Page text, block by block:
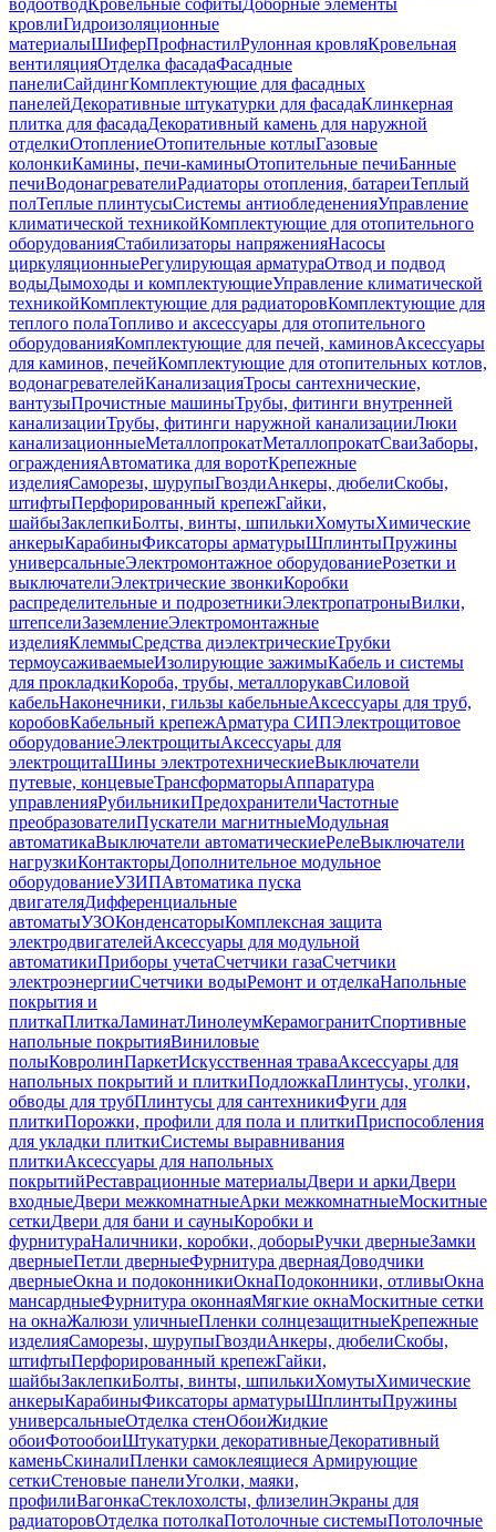
водоотводКровельные софитыДоборные элементы
кровлиГидроизоляционные
материалыШиферПрофнастилРулонная кровляКровельная
вентиляцияОтделка фасадаФасадные
панелиСайдингКомплектующие для фасадных
панелейДекоративные штукатурки для фасадаКлинкерная
плитка для фасадаДекоративный камень для наружной
отделкиОтоплениеОтопительные котлыГазовые
колонкиКамины, печи-каминыОтопительные печиБанные
печиВодонагревателиРадиаторы отопления, батареиТеплый
полТеплые плинтусыСистемы антиобледененияУправление
климатической техникойКомплектующие для отопительного
оборудованияСтабилизаторы напряженияНасосы
циркуляционныеРегулирующая арматураОтвод и подвод
водыДымоходы и комплектующиеУправление климатической
техникойКомплектующие для радиаторовКомплектующие для
теплого полаТопливо и аксессуары для отопительного
оборудованияКомплектующие для печей, каминовАксессуары
для каминов, печейКомплектующие для отопительных котлов,
водонагревателейКанализацияТросы сантехнические,
вантузыПрочистные машиныТрубы, фитинги внутренней
канализацииТрубы, фитинги наружной канализацииЛюки
канализационныеМеталлопрокатМеталлопрокатСваиЗаборы,
огражденияАвтоматика для воротКрепежные
изделияСаморезы, шурупыГвоздиАнкеры, дюбелиСкобы,
штифтыПерфорированный крепежГайки,
шайбыЗаклепкиБолты, винты, шпилькиХомутыХимические
анкерыКарабиныФиксаторы арматурыШплинтыПружины
универсальныеЭлектромонтажное оборудованиеРозетки и
выключателиЭлектрические звонкиКоробки
распределительные и подрозетникиЭлектропатроныВилки,
штепселиЗаземлениеЭлектромонтажные
изделияКлеммыСредства диэлектрическиеТрубки
термоусаживаемыеИзолирующие зажимыКабель и системы
для прокладкиКороба, трубы, металлорукавСиловой
кабельНаконечники, гильзы кабельныеАксессуары для труб,
коробовКабельный крепежАрматура СИПЭлектрощитовое
оборудованиеЭлектрощитыАксессуары для
электрощитаШины электротехническиеВыключатели
путевые, концевыеТрансформаторыАппаратура
управленияРубильникиПредохранителиЧастотные
преобразователиПускатели магнитныеМодульная
автоматикаВыключатели автоматическиеРелеВыключатели
нагрузкиКонтакторыДополнительное модульное
оборудованиеУЗИПАвтоматика пуска
двигателяДифференциальные
автоматыУЗОКонденсаторыКомплексная защита
электродвигателейАксессуары для модульной
автоматикиПриборы учетаСчетчики газаСчетчики
электроэнергииСчетчики водыРемонт и отделкаНапольные
покрытия и
плиткаПлиткаЛаминатЛинолеумКерамогранитСпортивные
напольные покрытияВиниловые
полыКовролинПаркетИскусственная траваАксессуары для
напольных покрытий и плиткиПодложкаПлинтусы, уголки,
обводы для трубПлинтусы для сантехникиФуги для
плиткиПорожки, профили для пола и плиткиПриспособления
для укладки плиткиСистемы выравнивания
плиткиАксессуары для напольных
покрытийРеставрационные материалыДвери и аркиДвери
входныеДвери межкомнатныеАрки межкомнатныеМоскитные
сеткиДвери для бани и сауныКоробки и
фурнитураНаличники, коробки, доборыРучки дверныеЗамки
дверныеПетли дверныеФурнитура двернаяДоводчики
дверныеОкна и подоконникиОкнаПодоконники, отливыОкна
мансардныеФурнитура оконнаяМягкие окнаМоскитные сетки
на окнаЖалюзи уличныеПленки солнцезащитныеКрепежные
изделияСаморезы, шурупыГвоздиАнкеры, дюбелиСкобы,
штифтыПерфорированный крепежГайки,
шайбыЗаклепкиБолты, винты, шпилькиХомутыХимические
анкерыКарабиныФиксаторы арматурыШплинтыПружины
универсальныеОтделка стенОбоиЖидкие
обоиФотообоиШтукатурки декоративныеДекоративный
каменьСкиналиПленки самоклеящиеся Армирующие
сеткиСтеновые панелиУголки, маяки,
профилиВагонкаСтеклохолсты, флизелинЭкраны для
радиаторовОтделка потолкаПотолочные системыПотолочные